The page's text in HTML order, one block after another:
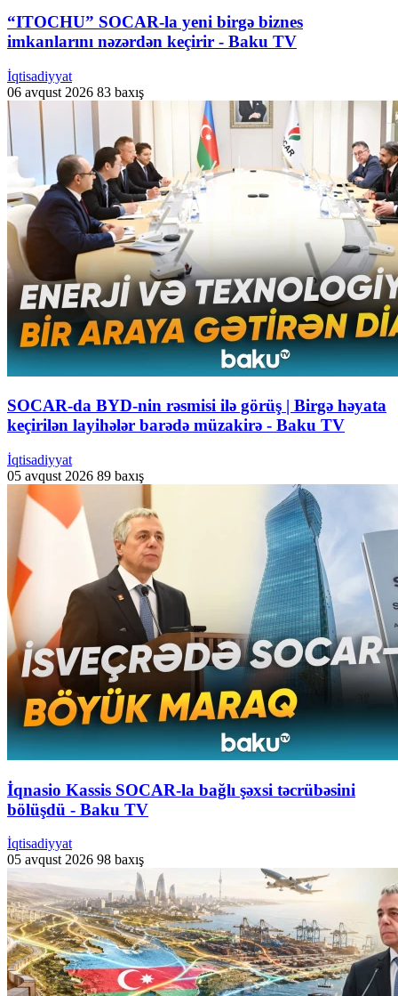
“ITOCHU” SOCAR-la yeni birgə biznes
imkanlarını nəzərdən keçirir - Baku TV
İqtisadiyyat
06 avqust 2026 83 baxış
SOCAR-da BYD-nin rəsmisi ilə görüş | Birgə həyata
keçirilən layihələr barədə müzakirə - Baku TV
İqtisadiyyat
05 avqust 2026 89 baxış
İqnasio Kassis SOCAR-la bağlı şəxsi təcrübəsini
bölüşdü - Baku TV
İqtisadiyyat
05 avqust 2026 98 baxış